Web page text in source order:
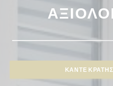
ΚΆΝΤΕ